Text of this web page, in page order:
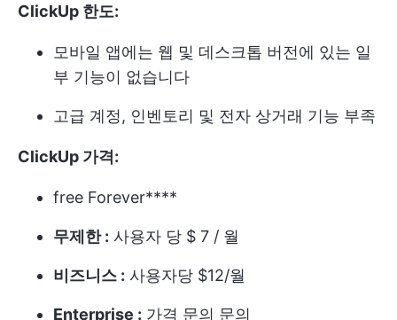
ClickUp 한도:
모바일 앱에는 웹 및 데스크톱 버전에 있는 일
부 기능이 없습니다
고급 계정, 인벤토리 및 전자 상거래 기능 부족
ClickUp 가격:
free Forever****
무제한 : 사용자 당 $ 7 / 월
비즈니스 : 사용자당 $12/월
Enterprise : 가격 문의 문의